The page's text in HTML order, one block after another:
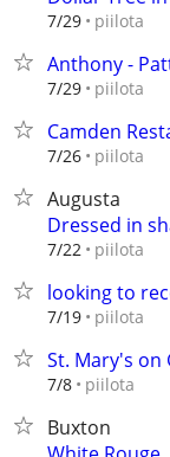
7/29 piilota
Anthony -
7/29 piilota
Camden
7/26 piilota
Augusta
Dressed in
7/22 piilota
looking to
7/19 piilota
St. Mary's on
7/8 piilota
Buxton